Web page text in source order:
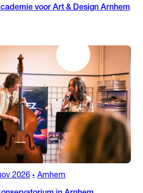
voor Art & Design Arnhem
2026 • Arnhem